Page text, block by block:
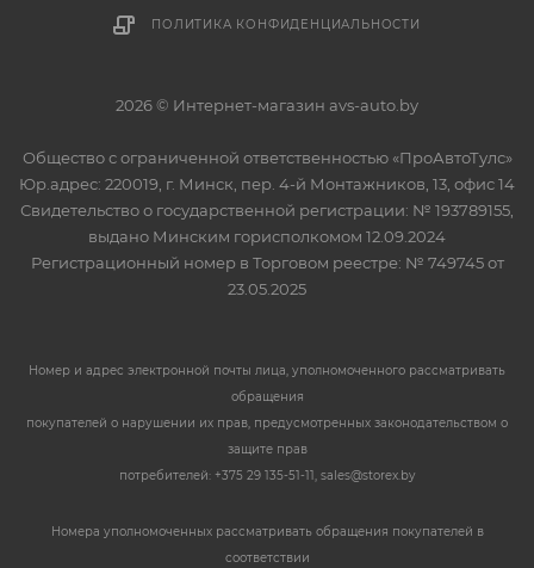
ПОЛИТИКА КОНФИДЕНЦИАЛЬНОСТИ
2026 © Интернет-магазин avs-auto.by
Общество с ограниченной ответственностью «ПроАвтоТулс»
Юр.адрес: 220019, г. Минск, пер. 4-й Монтажников, 13, офис 14
Свидетельство о государственной регистрации: № 193789155,
выдано Минским горисполкомом 12.09.2024
Регистрационный номер в Торговом реестре: № 749745 от
23.05.2025
Номер и адрес электронной почты лица, уполномоченного рассматривать
обращения
покупателей о нарушении их прав, предусмотренных законодательством о
защите прав
потребителей: +375 29 135-51-11, sales@storex.by
Номера уполномоченных рассматривать обращения покупателей в
соответствии